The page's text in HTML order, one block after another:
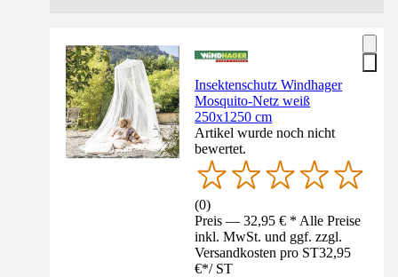
Insektenschutz Windhager
Mosquito-Netz weiß
250x1250 cm
Artikel wurde noch nicht
bewertet.
(0)
Preis — 32,95 € * Alle Preise
inkl. MwSt. und ggf. zzgl.
Versandkosten pro ST32,95
€*/ ST